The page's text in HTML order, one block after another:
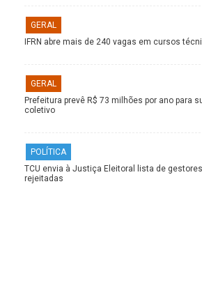
GERAL
IFRN abre mais de 240 vagas em cursos
GERAL
Prefeitura prevê R$ 73 milhões por ano para
coletivo
POLÍTICA
TCU envia à Justiça Eleitoral lista de
rejeitadas